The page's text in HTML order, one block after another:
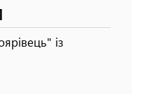
із